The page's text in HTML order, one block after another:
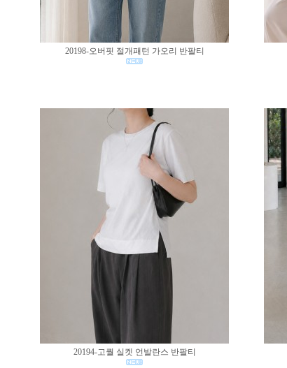
20198-오버핏 절개패턴 가오리 반팔티
20194-고퀄 실켓 언발란스 반팔티